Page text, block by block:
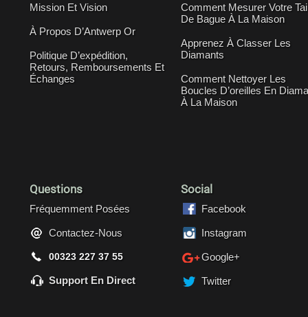
Mission Et Vision
À Propos D’Antwerp Or
Politique D’expédition,
Retours, Remboursements Et
Échanges
Comment Mesurer Votre
De Bague À La Maison
Apprenez À Classer Les
Diamants
Comment Nettoyer Les
Boucles D’oreilles En
À La Maison
Questions
Fréquemment Posées
Contactez-Nous
00323 227 37 55
Support En Direct
Social
Facebook
Instagram
Google+
Twitter